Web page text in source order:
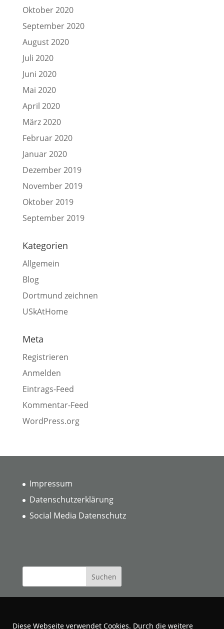
Oktober 2020
September 2020
August 2020
Juli 2020
Juni 2020
Mai 2020
April 2020
März 2020
Februar 2020
Januar 2020
Dezember 2019
November 2019
Oktober 2019
September 2019
Kategorien
Allgemein
Blog
Dortmund zeichnen
USkAtHome
Meta
Registrieren
Anmelden
Eintrags-Feed
Kommentar-Feed
WordPress.org
Impressum
Datenschutzerklärung
Social Media Datenschutz
Diese Webseite verwendet Cookies. Durch die weitere